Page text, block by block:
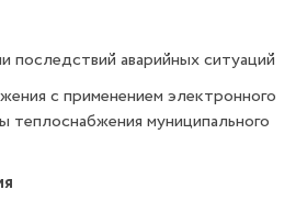
последствий аварийных ситуаций
с применением электронного
теплоснабжения муниципального